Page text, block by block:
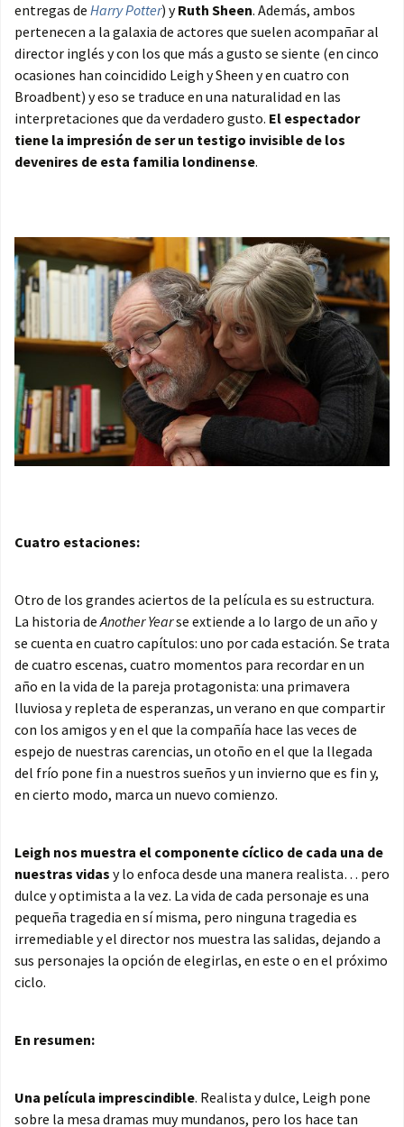
entregas de Harry Potter) yRuth Sheen. Además, ambos
pertenecen a la galaxia de actores que suelen acompañar al
director inglés y con los que más a gusto se siente (en cinco
ocasiones han coincidido Leigh y Sheen y en cuatro con
Broadbent) y eso se traduce en una naturalidad en las
interpretaciones que da verdadero gusto. El espectador
tiene la impresión de ser un testigo invisible de los
devenires de esta familia londinense.
Cuatro estaciones:
Otro de los grandes aciertos de la película es su estructura.
La historia deAnother Yearse extiende a lo largo de un año y
se cuenta en cuatro capítulos: uno por cada estación. Se trata
de cuatro escenas, cuatro momentos para recordar en un
año en la vida de la pareja protagonista: una primavera
lluviosa y repleta de esperanzas, un verano en que compartir
con los amigos y en el que la compañía hace las veces de
espejo de nuestras carencias, un otoño en el que la llegada
del frío pone fin a nuestros sueños y un invierno que es fin y,
en cierto modo, marca un nuevo comienzo.
Leigh nos muestra el componente cíclico de cada una de
nuestras vidas y lo enfoca desde una manera realista… pero
dulce y optimista a la vez. La vida de cada personaje es una
pequeña tragedia en sí misma, pero ninguna tragedia es
irremediable y el director nos muestra las salidas, dejando a
sus personajes la opción de elegirlas, en este o en el próximo
ciclo.
En resumen:
Una película imprescindible. Realista y dulce, Leigh pone
sobre la mesa dramas muy mundanos, pero los hace tan